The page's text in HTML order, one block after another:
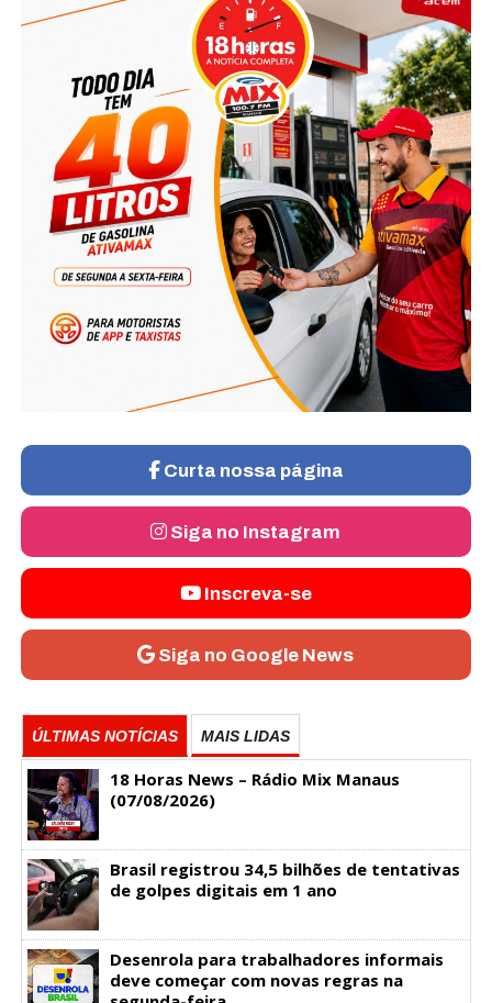
Curta nossa página
Siga no Instagram
Inscreva-se
Siga no Google News
ÚLTIMAS NOTÍCIAS MAIS LIDAS
18 Horas News​​​​​​​​​​​​ – Rádio Mix Manaus
(07/08/2026)
Brasil registrou 34,5 bilhões de tentativas
de golpes digitais em 1 ano
Desenrola para trabalhadores informais
deve começar com novas regras na